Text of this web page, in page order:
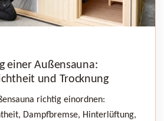
einer Außensauna:
und Trocknung
richtig einordnen:
Dampfbremse, Hinterlüftung,